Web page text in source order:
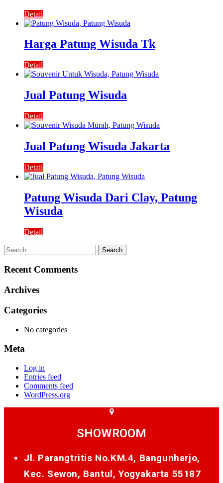
Detail
Harga Patung Wisuda Tk
Detail
Jual Patung Wisuda
Detail
Jual Patung Wisuda Jakarta
Detail
Patung Wisuda Dari Clay, Patung
Wisuda
Detail
Search
for:
Recent Comments
Archives
Categories
No categories
Meta
Log in
Entries feed
Comments feed
WordPress.org
SHOWROOM
Jl. Parangtritis No.KM.4, Bangunharjo,
Kec. Sewon, Bantul, Yogyakarta 55187